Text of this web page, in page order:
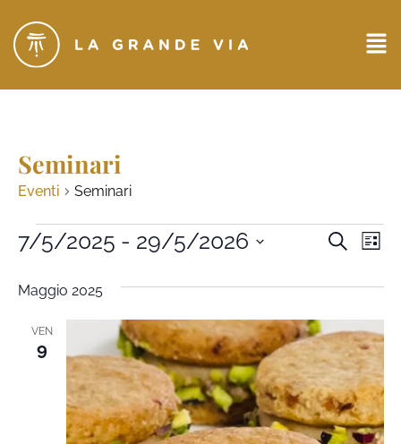
Seminari
Eventi Seminari
Eventi
viste
CERCA
7/5/2025 - 29/5/2026
data.
Maggio 2025
VEN
9